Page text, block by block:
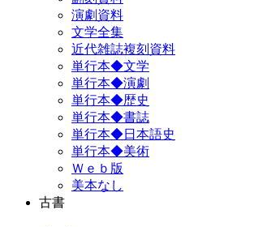
演劇資料
文学全集
近代雑誌複刻資料
単行本◆文学
単行本◆演劇
単行本◆歴史
単行本◆書誌
単行本◆日本語史
単行本◆美術
Ｗｅｂ版
美本なし
古書